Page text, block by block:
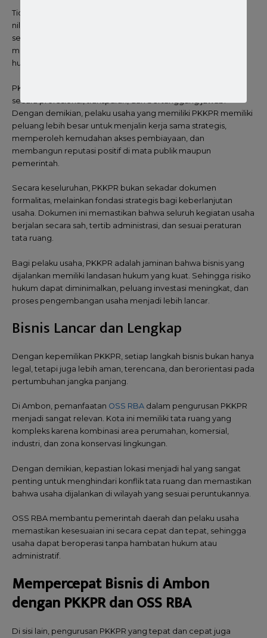
Tidak hanya itu, kepemilikan PKKPR juga dapat memberikan
nilai tambah kompetitif di pasar. Dalam dunia bisnis yang
semakin kompetitif, calon mitra atau investor tidak hanya
melihat potensi keuntungan finansial. Tetapi juga keamanan
hukum dan kepatuhan usaha terhadap peraturan.
PKKPR menjadi bukti nyata bahwa usaha tersebut dijalankan
secara profesional, transparan, dan bertanggung jawab.
Dengan demikian, pelaku usaha yang memiliki PKKPR memiliki
peluang lebih besar untuk menjalin kerja sama strategis,
memperoleh kemudahan akses pembiayaan, dan
membangun reputasi positif di mata publik maupun
pemerintah.
Secara keseluruhan, PKKPR bukan sekadar dokumen
formalitas, melainkan fondasi strategis bagi keberlanjutan
usaha. Dokumen ini memastikan bahwa seluruh kegiatan usaha
berjalan secara sah, tertib administrasi, dan sesuai peraturan
tata ruang.
Bagi pelaku usaha, PKKPR adalah jaminan bahwa bisnis yang
dijalankan memiliki landasan hukum yang kuat. Sehingga risiko
hukum dapat diminimalkan, peluang investasi meningkat, dan
proses pengembangan usaha menjadi lebih lancar.
Bisnis Lancar dan Lengkap
Dengan kepemilikan PKKPR, setiap langkah bisnis bukan hanya
legal, tetapi juga lebih aman, terencana, dan berorientasi pada
pertumbuhan jangka panjang.
Di Ambon, pemanfaatan OSS RBA dalam pengurusan PKKPR
menjadi sangat relevan. Kota ini memiliki tata ruang yang
kompleks karena kombinasi area perumahan, komersial,
industri, dan zona konservasi lingkungan.
Dengan demikian, kepastian lokasi menjadi hal yang sangat
penting untuk menghindari konflik tata ruang dan memastikan
bahwa usaha dijalankan di wilayah yang sesuai peruntukannya.
OSS RBA membantu pemerintah daerah dan pelaku usaha
memastikan kesesuaian ini secara cepat dan tepat, sehingga
usaha dapat beroperasi tanpa hambatan hukum atau
administratif.
Mempercepat Bisnis di Ambon
dengan PKKPR dan OSS RBA
Di sisi lain, pengurusan PKKPR yang tepat dan cepat juga